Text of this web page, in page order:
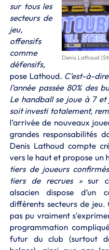
Denis Lathoud
sur tous les
secteurs de
jeu,
offensifs
comme
défensifs,
pose Lathoud. C’est-à-
l’année passée 80% des
Le handball se joue à 7
soit investi totalement,
l’arrivée de nouveaux
grandes responsabilités
Denis Lathoud compte
vers le haut et propose un
tiers de joueurs
tiers de recrues »sur
alsacien dispose d’un
différents secteurs de
pas pu vraiment
programmation
futur du club (surtout